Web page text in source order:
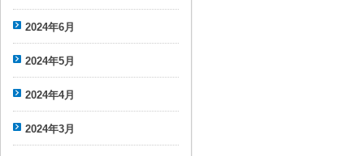
2024年6月
2024年5月
2024年4月
2024年3月